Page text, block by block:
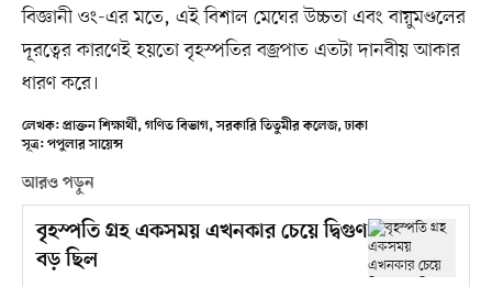
বিজ্ঞানী ওং-এর মতে, এই বিশাল মেঘের উচ্চতা এবং বায়ুমণ্ডলের
দূরত্বের কারণেই হয়তো বৃহস্পতির বজ্রপাত এতটা দানবীয় আকার
ধারণ করে।
লেখক: প্রাক্তন শিক্ষার্থী, গণিত বিভাগ, সরকারি তিতুমীর কলেজ, ঢাকা
সূত্র: পপুলার সায়েন্স
আরও পড়ুন
বৃহস্পতি গ্রহ একসময় এখনকার চেয়ে দ্বিগুণ
বড় ছিল